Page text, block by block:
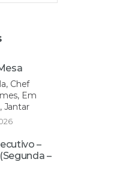
Chef
Em
Jantar
–
–